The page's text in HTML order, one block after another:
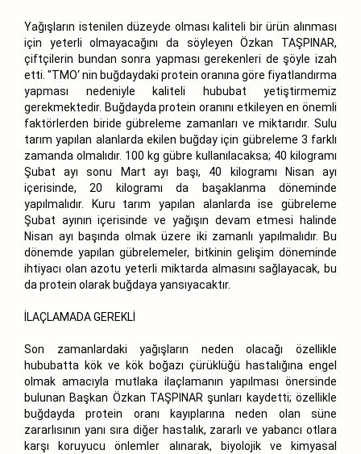
Yağışların istenilen düzeyde olması kaliteli bir ürün alınması
için yeterli olmayacağını da söyleyen Özkan TAŞPINAR,
çiftçilerin bundan sonra yapması gerekenleri de şöyle izah
etti. "TMO‘ nin buğdaydaki protein oranına göre fiyatlandırma
yapması nedeniyle kaliteli hububat yetiştirmemiz
gerekmektedir. Buğdayda protein oranını etkileyen en önemli
faktörlerden biride gübreleme zamanları ve miktarıdır. Sulu
tarım yapılan alanlarda ekilen buğday için gübreleme 3 farklı
zamanda olmalıdır. 100 kg gübre kullanılacaksa; 40 kilogramı
Şubat ayı sonu Mart ayı başı, 40 kilogramı Nisan ayı
içerisinde, 20 kilogramı da başaklanma döneminde
yapılmalıdır. Kuru tarım yapılan alanlarda ise gübreleme
Şubat ayının içerisinde ve yağışın devam etmesi halinde
Nisan ayı başında olmak üzere iki zamanlı yapılmalıdır. Bu
dönemde yapılan gübrelemeler, bitkinin gelişim döneminde
ihtiyacı olan azotu yeterli miktarda almasını sağlayacak, bu
da protein olarak buğdaya yansıyacaktır.
İLAÇLAMADA GEREKLİ
Son zamanlardaki yağışların neden olacağı özellikle
hububatta kök ve kök boğazı çürüklüğü hastalığına engel
olmak amacıyla mutlaka ilaçlamanın yapılması önersinde
bulunan Başkan Özkan TAŞPINAR şunları kaydetti; özellikle
buğdayda protein oranı kayıplarına neden olan süne
zararlısının yanı sıra diğer hastalık, zararlı ve yabancı otlara
karşı koruyucu önlemler alınarak, biyolojik ve kimyasal